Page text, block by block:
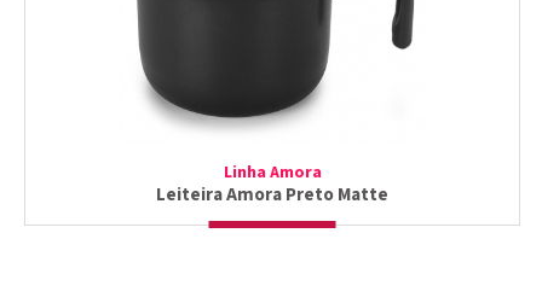
Linha Amora
Leiteira Amora Preto Matte